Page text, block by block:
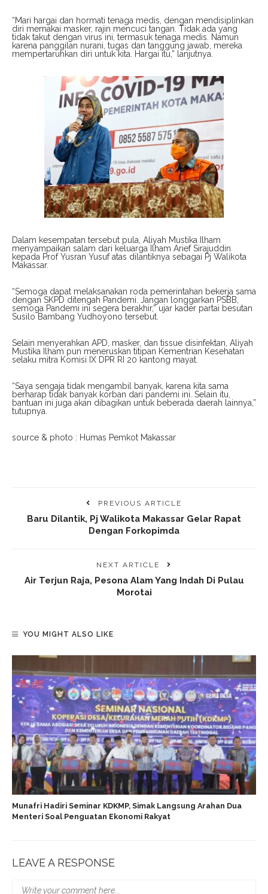
“Mari hargai dan hormati tenaga medis, dengan mendisiplinkan
diri memakai masker, rajin mencuci tangan. Tidak ada yang
tidak takut dengan virus ini, termasuk tenaga medis. Namun
karena panggilan nurani, tugas dan tanggung jawab, mereka
mempertaruhkan diri untuk kita. Hargai itu,” lanjutnya.
Dalam kesempatan tersebut pula, Aliyah Mustika Ilham
menyampaikan salam dari keluarga Ilham Arief Sirajuddin
kepada Prof Yusran Yusuf atas dilantiknya sebagai Pj Walikota
Makassar.
“Semoga dapat melaksanakan roda pemerintahan bekerja sama
dengan SKPD ditengah Pandemi. Jangan longgarkan PSBB,
semoga Pandemi ini segera berakhir,” ujar kader partai besutan
Susilo Bambang Yudhoyono tersebut.
Selain menyerahkan APD, masker, dan tissue disinfektan, Aliyah
Mustika Ilham pun meneruskan titipan Kementrian Kesehatan
selaku mitra Komisi IX DPR RI 20 kantong mayat.
“Saya sengaja tidak mengambil banyak, karena kita sama
berharap tidak banyak korban dari pandemi ini. Selain itu,
bantuan ini juga akan dibagikan untuk beberada daerah lainnya,”
tutupnya.
source & photo : Humas Pemkot Makassar
PREVIOUS ARTICLE
Baru Dilantik, Pj Walikota Makassar Gelar Rapat
Dengan Forkopimda
NEXT ARTICLE
Air Terjun Raja, Pesona Alam Yang Indah Di Pulau
Morotai
YOU MIGHT ALSO LIKE
Munafri Hadiri Seminar KDKMP, Simak Langsung Arahan Dua
Menteri Soal Penguatan Ekonomi Rakyat
LEAVE A RESPONSE